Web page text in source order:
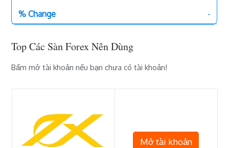
-
Top Các Sàn Forex Nên Dùng
Bấm mở tài khoản nếu bạn chưa có tài khoản!
Mở tài khoản